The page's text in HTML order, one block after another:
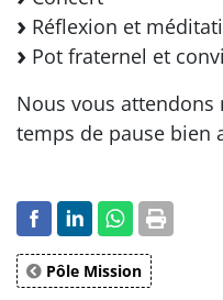
Réflexion et
Pot fraternel et
Nous vous
temps de pause bien
Pôle Mission